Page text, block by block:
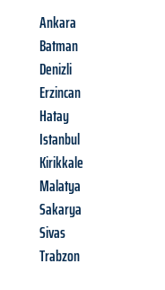
Ankara
Batman
Denizli
Erzincan
Hatay
Istanbul
Kirikkale
Malatya
Sakarya
Sivas
Trabzon